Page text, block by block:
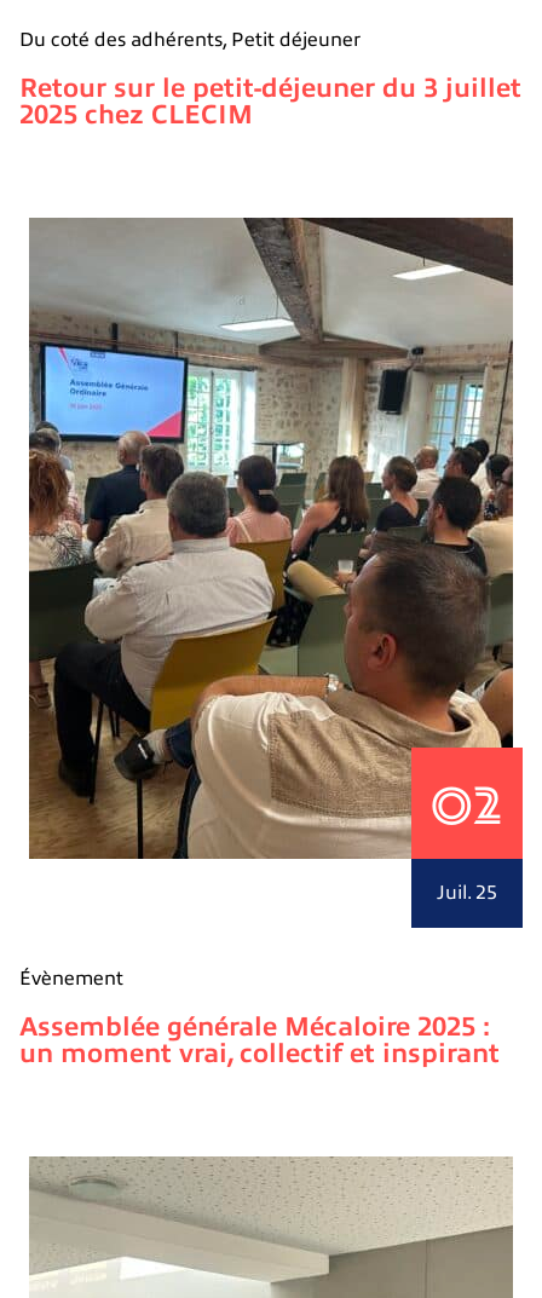
Du coté des adhérents, Petit déjeuner
Retour sur le petit-déjeuner du 3 juillet
2025 chez CLECIM
02
Juil. 25
Évènement
Assemblée générale Mécaloire 2025 :
un moment vrai, collectif et inspirant